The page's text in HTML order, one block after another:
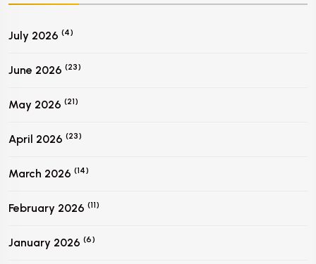
July 2026 (4)
June 2026 (23)
May 2026 (21)
April 2026 (23)
March 2026 (14)
February 2026 (11)
January 2026 (6)